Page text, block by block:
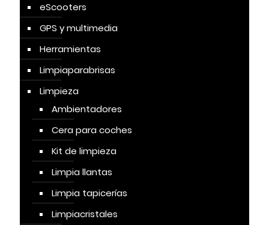
eScooters
GPS y multimedia
Herramientas
Limpiaparabrisas
Limpieza
Ambientadores
Cera para coches
Kit de limpieza
Limpia llantas
Limpia tapicerías
Limpiacristales